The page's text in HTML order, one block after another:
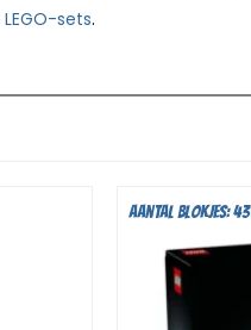
LEGO-sets.
Aantal blokjes: